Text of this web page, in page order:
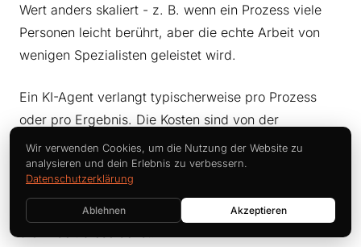
Wert anders skaliert - z. B. wenn ein Prozess viele
Personen leicht berührt, aber die echte Arbeit von
wenigen Spezialisten geleistet wird.
Ein KI-Agent verlangt typischerweise pro Prozess
oder pro Ergebnis. Die Kosten sind von der
Mitarbeiterzahl entkoppelt. Ein 5-köpfiges
Spezialisten-Team mit 10.000 Vorgängen pro Monat
und ein 50-köpfiges Generalisten-Team mit
demselben Volumen zahlen in etwa dasselbe - weil
Wir verwenden Cookies, um die Nutzung der Website zu
analysieren und dein Erlebnis zu verbessern.
Datenschutzerklärung
Ablehnen Akzeptieren